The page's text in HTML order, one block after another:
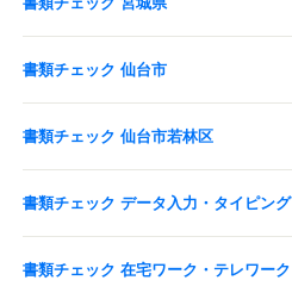
書類チェック 仙台市
書類チェック 仙台市若林区
書類チェック データ入力・タイピング
書類チェック 在宅ワーク・テレワーク